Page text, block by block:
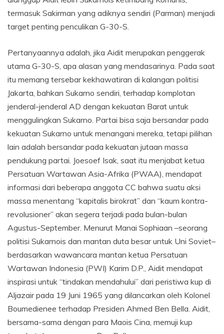
termasuk Sakirman yang adiknya sendiri (Parman) menjadi
target penting penculikan G-30-S.
Pertanyaannya adalah, jika Aidit merupakan penggerak
utama G-30-S, apa alasan yang mendasarinya. Pada saat
itu memang tersebar kekhawatiran di kalangan politisi
Jakarta, bahkan Sukarno sendiri, terhadap komplotan
jenderal-jenderal AD dengan kekuatan Barat untuk
menggulingkan Sukarno. Partai bisa saja bersandar pada
kekuatan Sukarno untuk menangani mereka, tetapi pilihan
lain adalah bersandar pada kekuatan jutaan massa
pendukung partai. Joesoef Isak, saat itu menjabat ketua
Persatuan Wartawan Asia-Afrika (PWAA), mendapat
informasi dari beberapa anggota CC bahwa suatu aksi
massa menentang “kapitalis birokrat” dan “kaum kontra-
revolusioner” akan segera terjadi pada bulan-bulan
Agustus-September. Menurut Manai Sophiaan –seorang
politisi Sukarnois dan mantan duta besar untuk Uni Soviet–
berdasarkan wawancara mantan ketua Persatuan
Wartawan Indonesia (PWI) Karim D.P., Aidit mendapat
inspirasi untuk “tindakan mendahului” dari peristiwa kup di
Aljazair pada 19 Juni 1965 yang dilancarkan oleh Kolonel
Boumedienee terhadap Presiden Ahmed Ben Bella. Aidit,
bersama-sama dengan para Maois Cina, memuji kup